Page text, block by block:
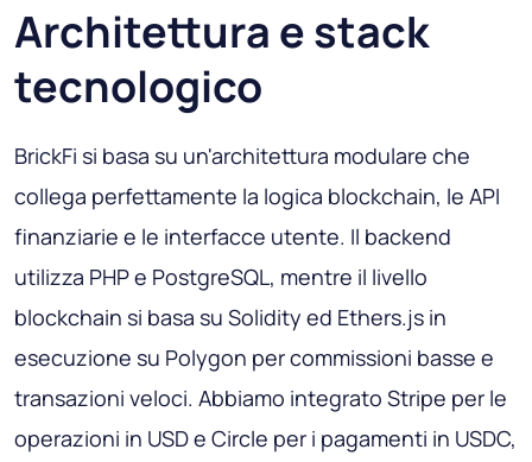
Architettura e stack
tecnologico
BrickFi si basa su un'architettura modulare che
collega perfettamente la logica blockchain, le API
finanziarie e le interfacce utente. Il backend
utilizza PHP e PostgreSQL, mentre il livello
blockchain si basa su Solidity ed Ethers.js in
esecuzione su Polygon per commissioni basse e
transazioni veloci. Abbiamo integrato Stripe per le
operazioni in USD e Circle per i pagamenti in USDC,